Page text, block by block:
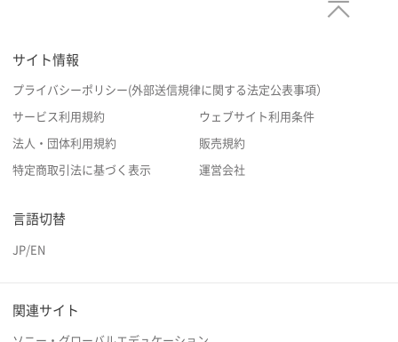
サイト情報
プライバシーポリシー(外部送信規律に関する法定公表事項）
サービス利用規約 ウェブサイト利用条件
法人・団体利用規約 販売規約
特定商取引法に基づく表示 運営会社
言語切替
JP/EN
関連サイト